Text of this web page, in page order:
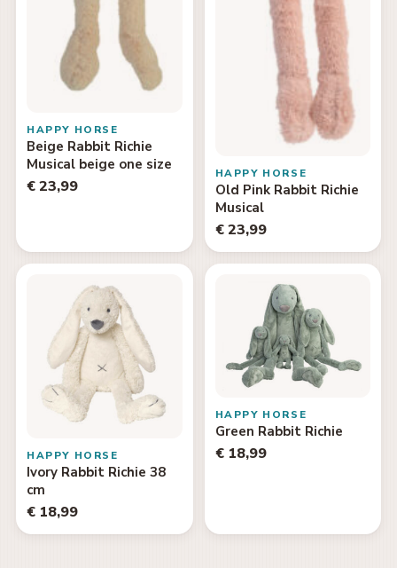
HAPPY HORSE
Beige Rabbit Richie
Musical beige one size
€ 23,99
HAPPY HORSE
Old Pink Rabbit Richie
Musical
€ 23,99
HAPPY HORSE
Ivory Rabbit Richie 38
cm
€ 18,99
HAPPY HORSE
Green Rabbit Richie
€ 18,99